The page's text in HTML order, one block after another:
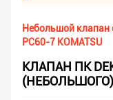
Небольшой клапан
PC60-7 KOMATSU
КЛАПАН ПК
(НЕБОЛЬШОГО)